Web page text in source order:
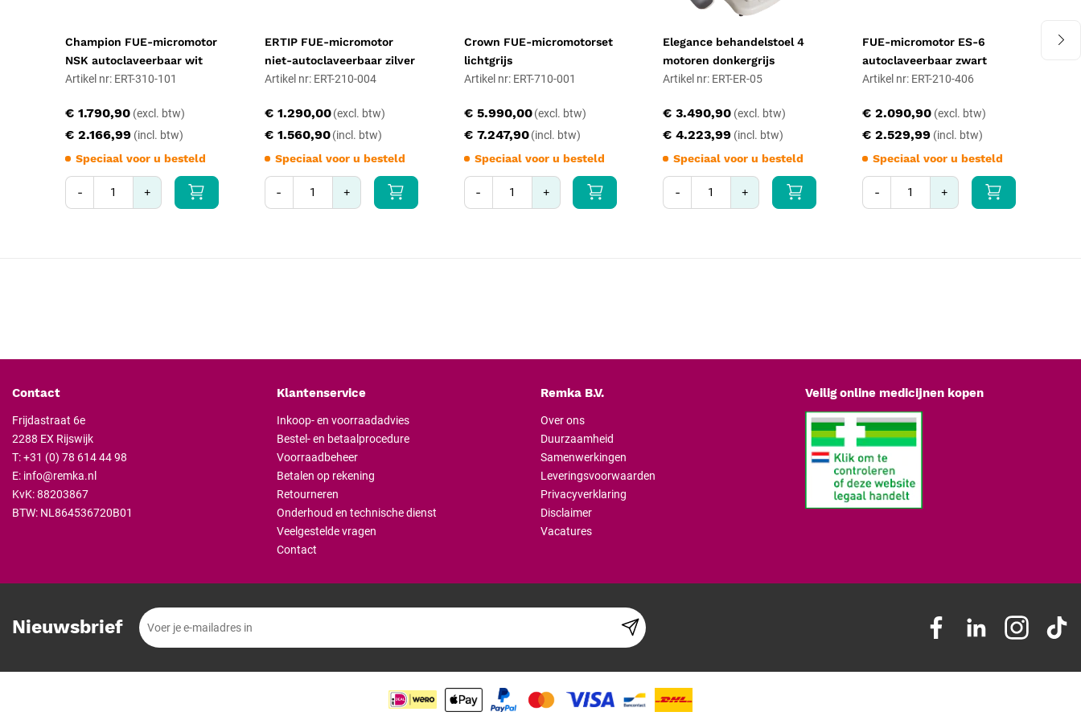
apparaat direct buiten dienst stellen en laten nakijken.
Champion FUE-micromotor
NSK autoclaveerbaar wit
Artikel nr: ERT-310-101
€ 2.166,99
€ 1.790,90
Speciaal voor u besteld
- +
ERTIP FUE-micromotor
niet-autoclaveerbaar zilver
Artikel nr: ERT-210-004
€ 1.560,90
€ 1.290,00
Speciaal voor u besteld
- +
Crown FUE-micromotorset
lichtgrijs
Artikel nr: ERT-710-001
€ 7.247,90
€ 5.990,00
Speciaal voor u besteld
- +
Elegance behandelstoel 4
motoren donkergrijs
Artikel nr: ERT-ER-05
€ 4.223,99
€ 3.490,90
Speciaal voor u besteld
- +
FUE-micromotor ES-6
autoclaveerbaar zwart
Artikel nr: ERT-210-406
€ 2.529,99
€ 2.090,90
Speciaal voor u besteld
- +
Contact
Frijdastraat 6e
2288 EX Rijswijk
T:+31 (0) 78 614 44 98
E: info@remka.nl
KvK: 88203867
BTW: NL864536720B01
Klantenservice
Inkoop- en voorraadadvies
Bestel- en betaalprocedure
Voorraadbeheer
Betalen op rekening
Retourneren
Onderhoud en technische dienst
Veelgestelde vragen
Contact
Remka B.V.
Over ons
Duurzaamheid
Samenwerkingen
Leveringsvoorwaarden
Privacyverklaring
Disclaimer
Vacatures
Veilig online medicijnen kopen
Nieuwsbrief